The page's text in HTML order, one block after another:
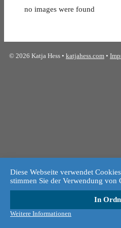
no images were found
© 2026 Katja Hess • katjahess.com •
Diese Webseite verwendet
stimmen Sie der Verwendung von
In
Weitere Informationen